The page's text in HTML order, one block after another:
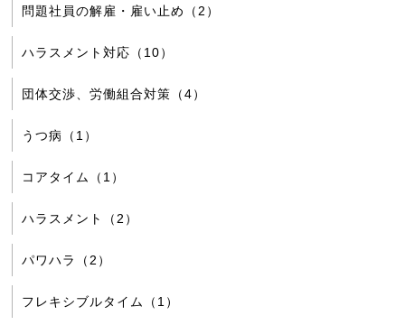
問題社員の解雇・雇い止め（2）
ハラスメント対応（10）
団体交渉、労働組合対策（4）
うつ病（1）
コアタイム（1）
ハラスメント（2）
パワハラ（2）
フレキシブルタイム（1）